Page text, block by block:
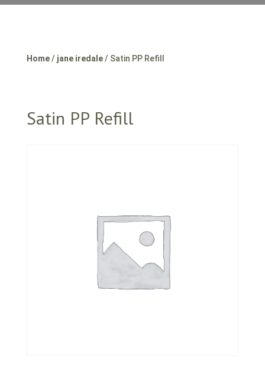
Home/ jane iredale/ Satin PP Refill
Satin PP Refill